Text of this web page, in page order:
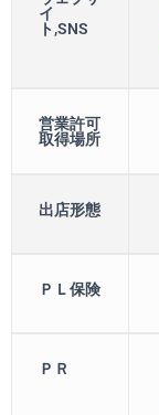
イ
ト,SNS
営業許可
取得場所
出店形態
ＰＬ保険
ＰＲ